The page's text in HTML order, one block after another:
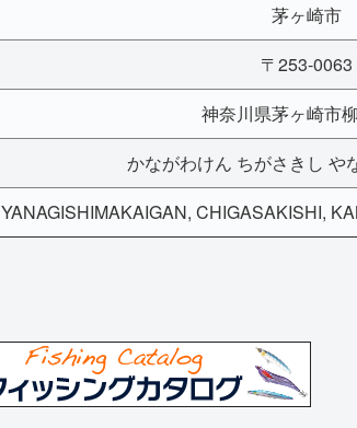
茅ヶ崎市
〒253-0063
神奈川県茅ヶ崎市
かながわけん ちがさきし や
YANAGISHIMAKAIGAN, CHIGASAKISHI,